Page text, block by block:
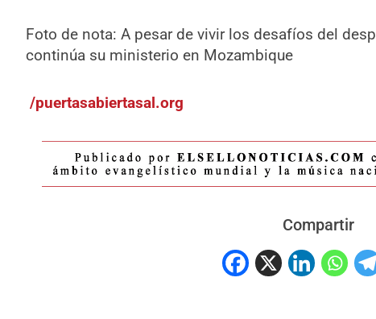
Foto de nota: A pesar de vivir los desafíos del
continúa su ministerio en Mozambique
/puertasabiertasal.org
Compartir